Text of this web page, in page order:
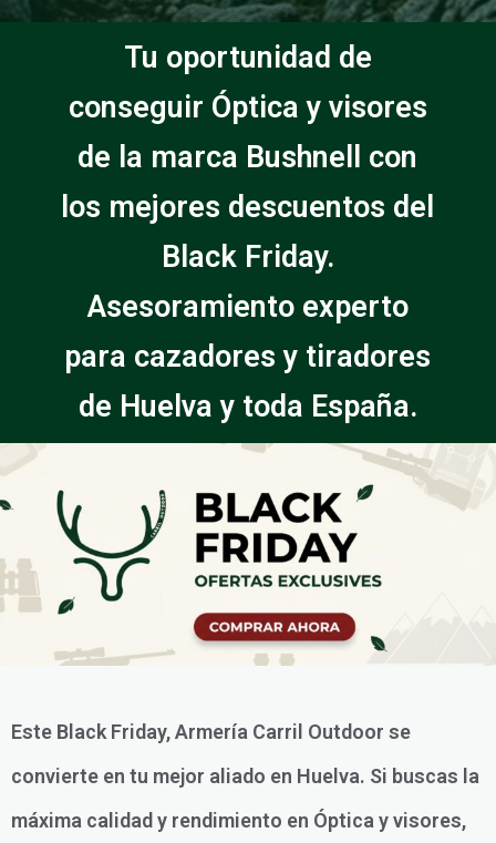
Tu oportunidad de
conseguir Óptica y visores
de la marca Bushnell con
los mejores descuentos del
Black Friday.
Asesoramiento experto
para cazadores y tiradores
de Huelva y toda España.
Este Black Friday, Armería Carril Outdoor se
convierte en tu mejor aliado en Huelva. Si buscas la
máxima calidad y rendimiento en Óptica y visores,